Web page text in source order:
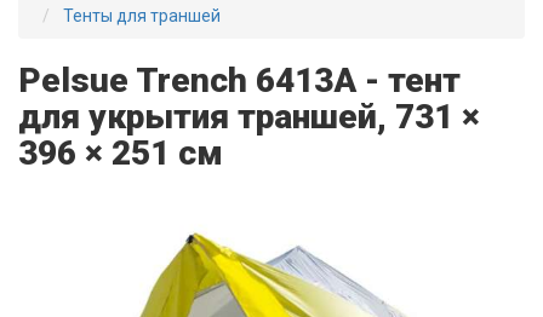
Тенты для траншей
Pelsue Trench 6413A - тент
для укрытия траншей, 731 ×
396 × 251 см